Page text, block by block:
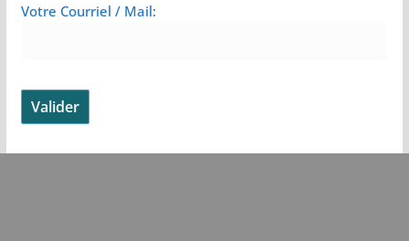
Votre Courriel / Mail: